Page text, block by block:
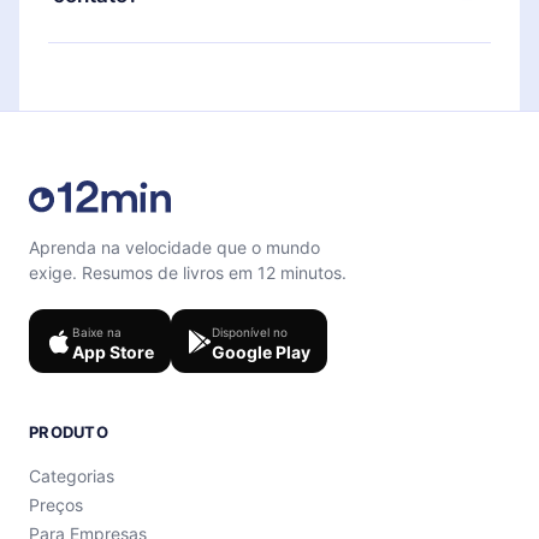
também se desafiar com um quiz de perguntas
Sinta-se livre para entrar em contato por
Aprenda na velocidade que o mundo
exige. Resumos de livros em 12 minutos.
Baixe na
App Store
Disponível no
Google Play
PRODUTO
Categorias
Preços
Para Empresas